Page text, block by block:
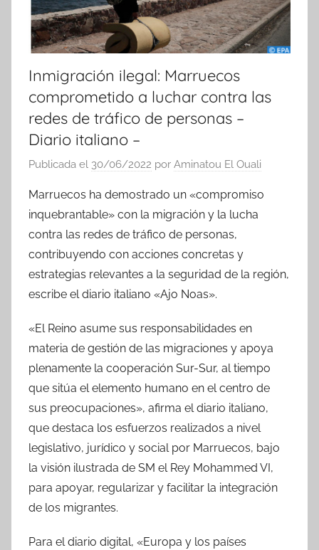
Inmigración ilegal: Marruecos
comprometido a luchar contra las
redes de tráfico de personas –
Diario italiano –
Publicada el 30/06/2022 por Aminatou El Ouali
Marruecos ha demostrado un «compromiso
inquebrantable» con la migración y la lucha
contra las redes de tráfico de personas,
contribuyendo con acciones concretas y
estrategias relevantes a la seguridad de la región,
escribe el diario italiano «Ajo Noas».
«El Reino asume sus responsabilidades en
materia de gestión de las migraciones y apoya
plenamente la cooperación Sur-Sur, al tiempo
que sitúa el elemento humano en el centro de
sus preocupaciones», afirma el diario italiano,
que destaca los esfuerzos realizados a nivel
legislativo, jurídico y social por Marruecos, bajo
la visión ilustrada de SM el Rey Mohammed VI,
para apoyar, regularizar y facilitar la integración
de los migrantes.
Para el diario digital, «Europa y los países